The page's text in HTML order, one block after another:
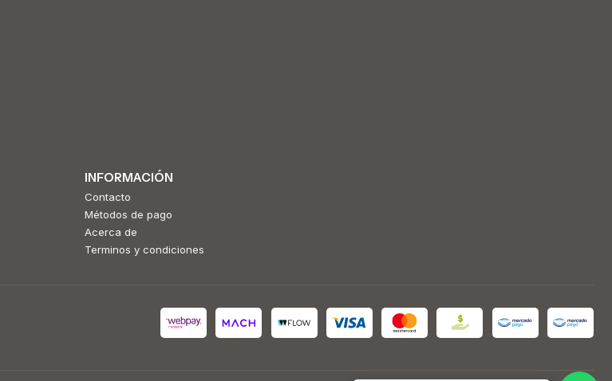
INFORMACIÓN
Contacto
Métodos de pago
Acerca de
Terminos y condiciones